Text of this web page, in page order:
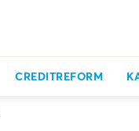
CREDITREFORM